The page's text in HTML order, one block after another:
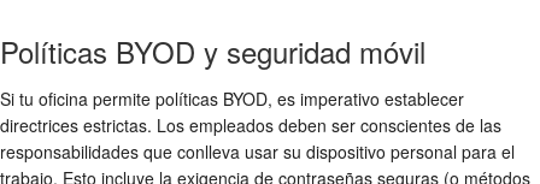
Políticas BYOD y seguridad móvil
Si tu oficina permite políticas BYOD, es imperativo establecer
directrices estrictas. Los empleados deben ser conscientes de las
responsabilidades que conlleva usar su dispositivo personal para el
trabajo. Esto incluye la exigencia de contraseñas seguras (o métodos